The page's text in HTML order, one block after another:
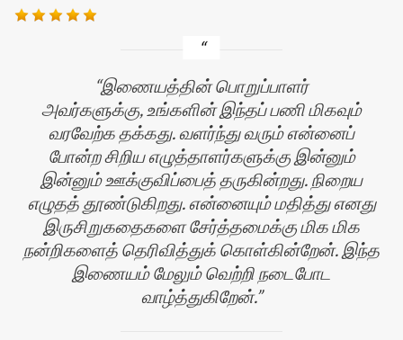
இணையத்தின் பொறுப்பாளர்
அவர்களுக்கு, உங்களின் இந்தப் பணி மிகவும்
வரவேற்க தக்கது. வளர்ந்து வரும் என்னைப்
போன்ற சிறிய எழுத்தாளர்களுக்கு இன்னும்
இன்னும் ஊக்குவிப்பைத் தருகின்றது. நிறைய
எழுதத் தூண்டுகிறது. என்னையும் மதித்து எனது
இருசிறுகதைகளை சேர்த்தமைக்கு மிக மிக
நன்றிகளைத் தெரிவித்துக் கொள்கின்றேன். இந்த
இணையம் மேலும் வெற்றி நடைபோட
வாழ்த்துகிறேன்.